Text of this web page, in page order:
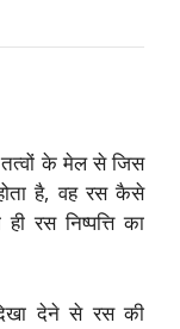
तत्वों के मेल से जिस
है, वह रस कैसे
रस निष्पत्ति का
देने से रस की